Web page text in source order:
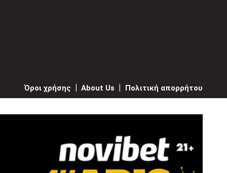
Όροι χρήσης About Us Πολιτική απορρήτου